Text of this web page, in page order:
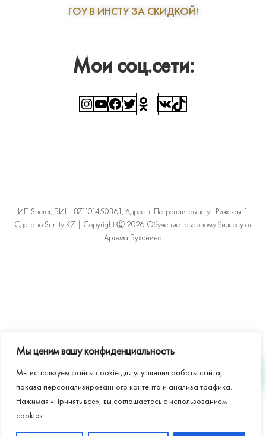
Мы ценим вашу конфиденциальность
Мы используем файлы cookie для улучшения работы сайта,
показа персонализированного контента и анализа трафика.
Нажимая «Принять все», вы соглашаетесь с использованием
cookies.
ГОУ В ИНСТУ ЗА СКИДКОЙ!
Мои соц.сети:
Instagram
YouTube
Facebook
Twitter
Ссылка
ВКонтакте
TikTok
ИП Sherer, БИН: 871101450361, Адрес: г. Петропавловск, ул Рижская 1
Сделано Sunity KZ | Copyright Ⓒ 2026 Обучение товарному бизнесу от
Артёма Бухонина
WHATSAPP